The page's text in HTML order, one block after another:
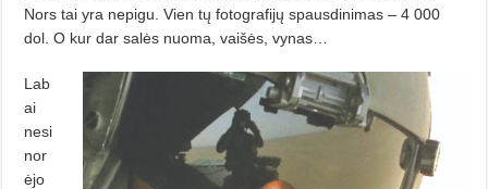
Nors tai yra nepigu. Vien tų fotografijų spausdinimas – 4 000
dol. O kur dar salės nuoma, vaišės, vynas…
Lab
ai
nesi
nor
ėjo